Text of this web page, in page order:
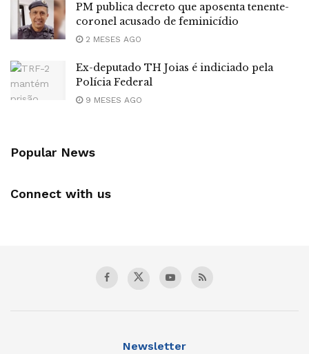
PM publica decreto que aposenta tenente-
coronel acusado de feminicídio
2 MESES AGO
Ex-deputado TH Joias é indiciado pela
Polícia Federal
9 MESES AGO
Popular News
Connect with us
Newsletter